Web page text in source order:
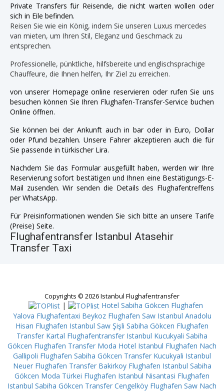
Private Transfers für Reisende, die nicht warten wollen oder
sich in Eile befinden.
Reisen Sie wie ein König, indem Sie unseren Luxus mercedes
van mieten, um Ihren Stil, Eleganz und Geschmack zu
entsprechen.
Professionelle, pünktliche, hilfsbereite und englischsprachige
Chauffeure, die Ihnen helfen, Ihr Ziel zu erreichen.
von unserer Homepage online reservieren oder rufen Sie uns
besuchen können Sie Ihren Flughafen-Transfer-Service buchen
Online öffnen.
Sie können bei der Ankunft auch in bar oder in Euro, Dollar
oder Pfund bezahlen. Unsere Fahrer akzeptieren auch die für
Sie passende in türkischer Lira.
Nachdem Sie das Formular ausgefüllt haben, werden wir Ihre
Reservierung sofort bestätigen und Ihnen eine Bestätigungs-E-
Mail zusenden. Wir senden die Details des Flughafentreffens
per WhatsApp.
Für Preisinformationen wenden Sie sich bitte an unsere Tarife
(Preise) Seite.
Flughafentransfer Istanbul Atasehir
Transfer Taxi
Copyrights © 2026 Istanbul Flughafentransfer
|
Hotel Sabiha Gökcen Flughafen
Yalova Flughafentaxi Beykoz Flughafen Saw Istanbul Anadolu
Hisarı Flughafen Istanbul Saw Şişli Sabiha Gökcen Flughafen
Transfer Kartal Flughafentransfer Istanbul Kucukyali Sabiha
Gökcen Flughafen Transfer Moda Hotel Istanbul Flughafen Nach
Gallipoli Flughafen Sabiha Gökcen Transfer Kucukyali Istanbul
Neuer Flughafen Transfer Bakirkoy Flughafen Istanbul Sabiha
Gökcen Moda Türkei Flughafen Istanbul Nisantasi Flughafen
Istanbul Sabiha Gökcen Transfer Cengelköy Flughafen Saw Nach